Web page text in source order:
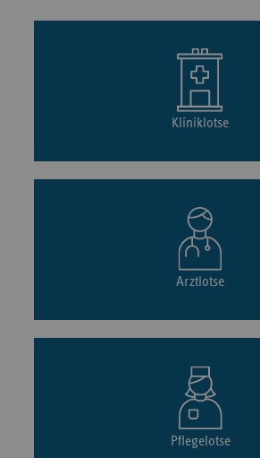
Kliniklotse
Arztlotse
Pflegelotse